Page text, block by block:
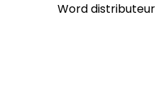
Word distributeur